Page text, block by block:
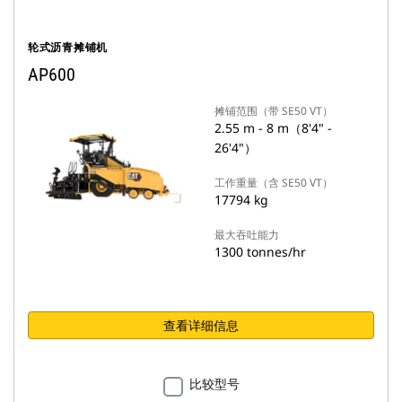
轮式沥青摊铺机
AP600
摊铺范围（带 SE50 VT）
2.55 m - 8 m（8'4" -
26'4"）
工作重量（含 SE50 VT）
17794 kg
最大吞吐能力
1300 tonnes/hr
查看详细信息
比较型号